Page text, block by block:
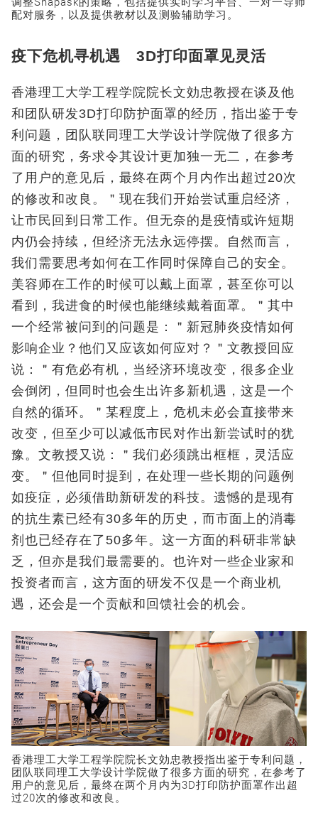
配对服务，以及提供教材以及测验辅助学习。
疫下危机寻机遇 3D打印面罩见灵活
香港理工大学工程学院院长文効忠教授在谈及他
和团队研发3D打印防护面罩的经历，指出鉴于专
利问题，团队联同理工大学设计学院做了很多方
面的研究，务求令其设计更加独一无二，在参考
了用户的意见后，最终在两个月内作出超过20次
的修改和改良。＂现在我们开始尝试重启经济，
让市民回到日常工作。但无奈的是疫情或许短期
内仍会持续，但经济无法永远停摆。自然而言，
我们需要思考如何在工作同时保障自己的安全。
美容师在工作的时候可以戴上面罩，甚至你可以
看到，我进食的时候也能继续戴着面罩。＂其中
一个经常被问到的问题是：＂新冠肺炎疫情如何
影响企业？他们又应该如何应对？＂文教授回应
说：＂有危必有机，当经济环境改变，很多企业
会倒闭，但同时也会生出许多新机遇，这是一个
自然的循环。＂某程度上，危机未必会直接带来
改变，但至少可以减低市民对作出新尝试时的犹
豫。文教授又说：＂我们必须跳出框框，灵活应
变。＂但他同时提到，在处理一些长期的问题例
如疫症，必须借助新研发的科技。遗憾的是现有
的抗生素已经有30多年的历史，而市面上的消毒
剂也已经存在了50多年。这一方面的科研非常缺
乏，但亦是我们最需要的。也许对一些企业家和
投资者而言，这方面的研发不仅是一个商业机
遇，还会是一个贡献和回馈社会的机会。
香港理工大学工程学院院长文効忠教授指出鉴于专利问题，
团队联同理工大学设计学院做了很多方面的研究，在参考了
用户的意见后，最终在两个月内为3D打印防护面罩作出超
过20次的修改和改良。